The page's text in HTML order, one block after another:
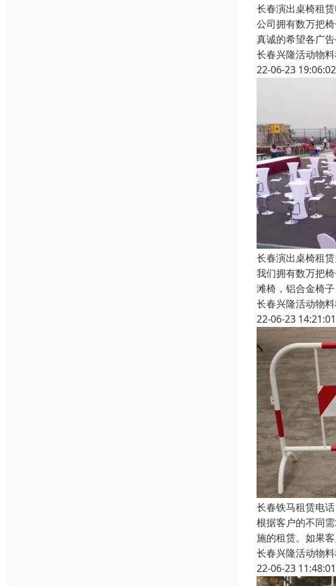
长春演出桌椅租
公司拥有数万把
真诚的希望各广
长春兴隆活动物
22-06-23 19:06:02
长春演出桌椅租
我们拥有数万把
滩椅，铝合金椅
长春兴隆活动物
22-06-23 14:21:01
长春铁马租赁电
根据客户的不同
施的租赁。如果
长春兴隆活动物
22-06-23 11:48:01